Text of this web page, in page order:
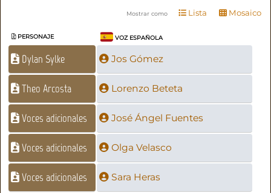
Mostrar como Lista Mosaico
PERSONAJE VOZ ESPAÑOLA
Dylan Sylke Jos Gómez
Theo Arcosta Lorenzo Beteta
Voces adicionales José Ángel Fuentes
Voces adicionales Olga Velasco
Voces adicionales Sara Heras